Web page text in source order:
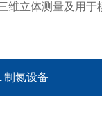
维立体测量及用
制氮设备